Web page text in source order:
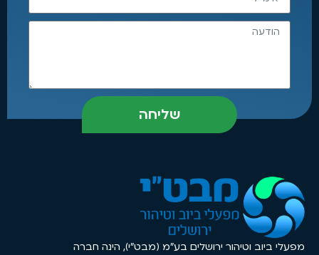
שליחה
מפעלי ביוב וטיהור ירושלים בע”מ (מבט”י), הינה חברה